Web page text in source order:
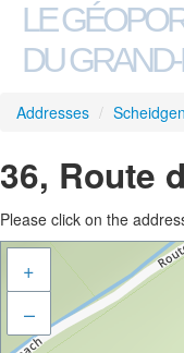
LE
DU
Addresses / Scheidgen
36, Route
Please click on the
+
–